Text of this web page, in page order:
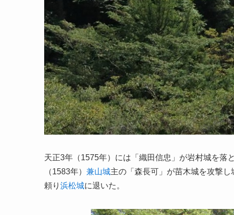
天正3年（1575年）には「織田信忠」が岩村城を落
（1583年） 兼山城主の「森長可」が苗木城を攻撃
頼り 浜松城に退いた。